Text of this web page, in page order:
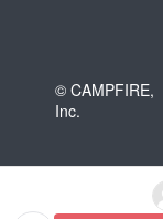
© CAMPFIRE,
Inc.